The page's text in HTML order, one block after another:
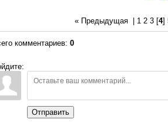
« Предыдущая| 1 2 3[4]
комментариев: 0
Отправить